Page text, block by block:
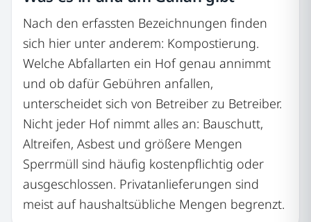
Nach den erfassten Bezeichnungen finden
sich hier unter anderem: Kompostierung.
Welche Abfallarten ein Hof genau annimmt
und ob dafür Gebühren anfallen,
unterscheidet sich von Betreiber zu Betreiber.
Nicht jeder Hof nimmt alles an: Bauschutt,
Altreifen, Asbest und größere Mengen
Sperrmüll sind häufig kostenpflichtig oder
ausgeschlossen. Privatanlieferungen sind
meist auf haushaltsübliche Mengen begrenzt.